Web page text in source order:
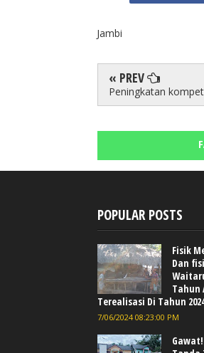
Jambi
« PREV
Peningkatan
POPULAR POSTS
Fisik
Dan
Tahun
Terealisasi Di Tahun
7/06/2024 08:23:00 PM